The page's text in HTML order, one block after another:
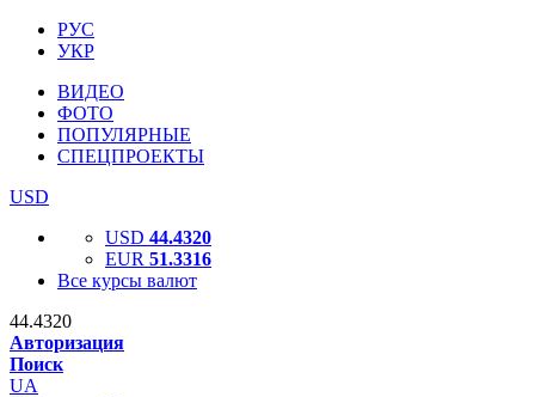
РУС
УКР
ВИДЕО
ФОТО
ПОПУЛЯРНЫЕ
СПЕЦПРОЕКТЫ
USD
USD 44.4320
EUR 51.3316
Все курсы валют
44.4320
Авторизация
Поиск
UA